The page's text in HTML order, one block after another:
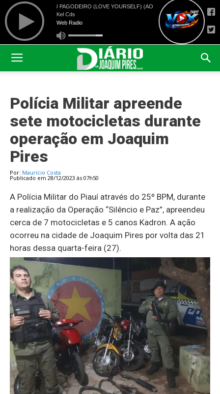
Polícia Militar apreende
sete motocicletas durante
operação em Joaquim
Pires
Por: Maurício Costa
Publicado em 28/12/2023 às 07h50
A Polícia Militar do Piauí através do 25º BPM, durante
a realização da Operação “Silêncio e Paz”, apreendeu
cerca de 7 motocicletas e 5 canos Kadron. A ação
ocorreu na cidade de Joaquim Pires por volta das 21
horas dessa quarta-feira (27).